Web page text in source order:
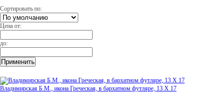
Сортировать по:
Цена от:
до:
Владимирская Б.М., икона Греческая, в бархатном футляре, 13 Х 17